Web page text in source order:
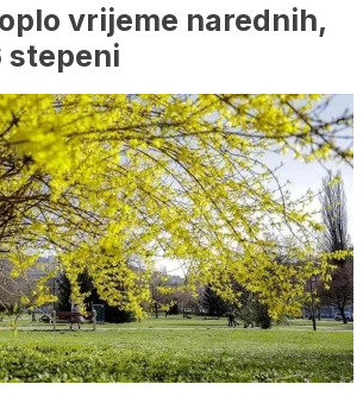
vrijeme narednih,
stepeni